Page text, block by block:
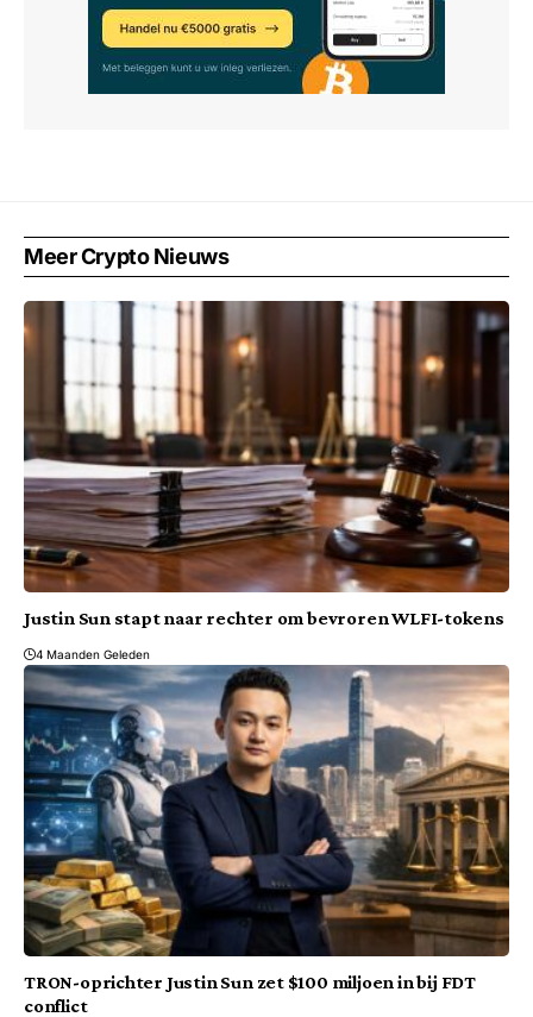
Meer Crypto Nieuws
Justin Sun stapt naar rechter om bevroren WLFI-tokens
4 Maanden Geleden
TRON-oprichter Justin Sun zet $100 miljoen in bij FDT
conflict